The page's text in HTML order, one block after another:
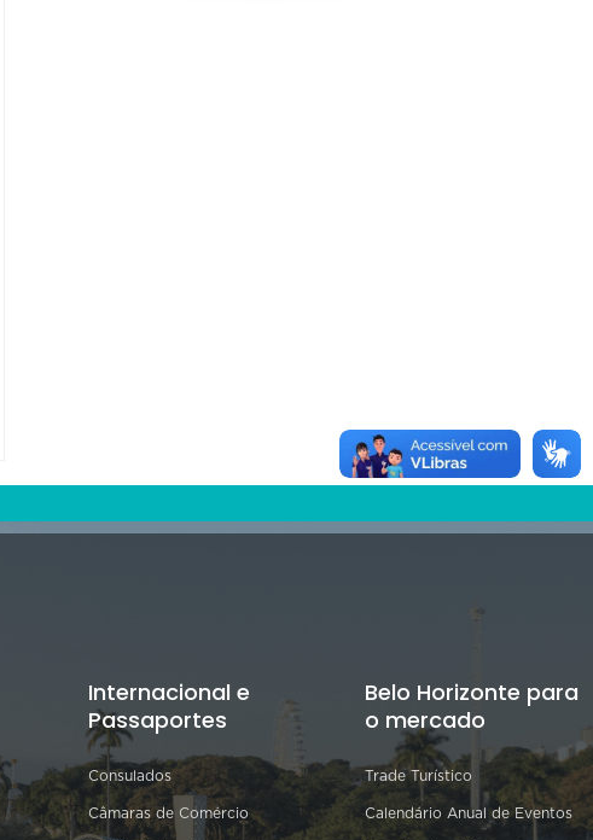
Internacional e
Passaportes
Consulados
Câmaras de Comércio
Belo Horizonte para
o mercado
Trade Turístico
Calendário Anual de Eventos